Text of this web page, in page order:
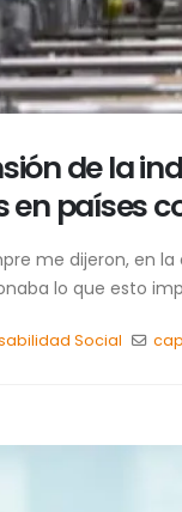
de la
en países
me dijeron, en
lo que esto
Social